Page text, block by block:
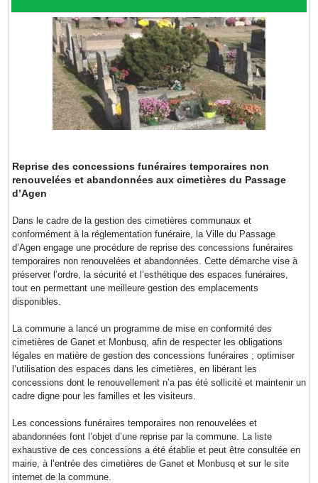
Reprise des concessions funéraires temporaires non
renouvelées et abandonnées aux cimetières du Passage
d’Agen
Dans le cadre de la gestion des cimetières communaux et
conformément à la réglementation funéraire, la Ville du Passage
d’Agen engage une procédure de reprise des concessions funéraires
temporaires non renouvelées et abandonnées. Cette démarche vise à
préserver l’ordre, la sécurité et l’esthétique des espaces funéraires,
tout en permettant une meilleure gestion des emplacements
disponibles.
La commune a lancé un programme de mise en conformité des
cimetières de Ganet et Monbusq, afin de respecter les obligations
légales en matière de gestion des concessions funéraires ; optimiser
l’utilisation des espaces dans les cimetières, en libérant les
concessions dont le renouvellement n’a pas été sollicité et maintenir un
cadre digne pour les familles et les visiteurs.
Les concessions funéraires temporaires non renouvelées et
abandonnées font l’objet d’une reprise par la commune. La liste
exhaustive de ces concessions a été établie et peut être consultée en
mairie, à l’entrée des cimetières de Ganet et Monbusq et sur le site
internet de la commune.